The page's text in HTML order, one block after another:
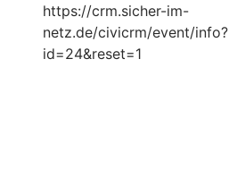
https://crm.sicher-im-
netz.de/civicrm/event/info?
id=24&reset=1